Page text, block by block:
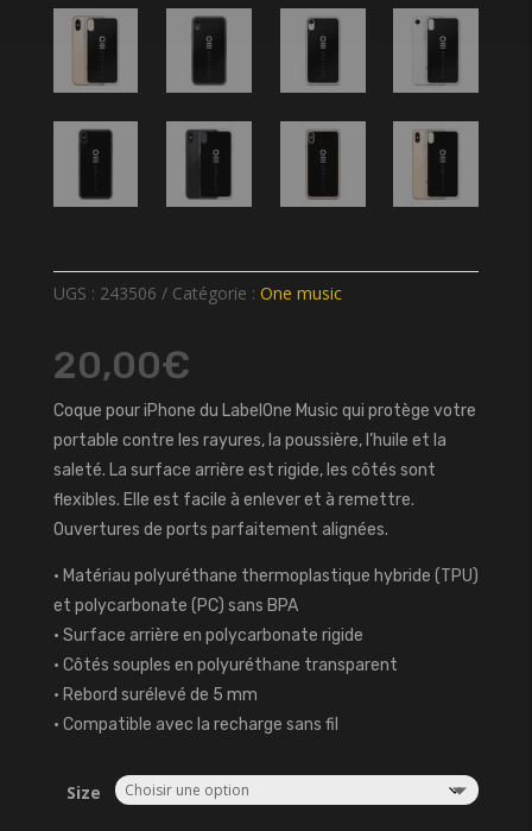
UGS : 243506 Catégorie : One music
20,00€
Coque pour iPhone du LabelOne Music qui protège votre
portable contre les rayures, la poussière, l’huile et la
saleté. La surface arrière est rigide, les côtés sont
flexibles. Elle est facile à enlever et à remettre.
Ouvertures de ports parfaitement alignées.
• Matériau polyuréthane thermoplastique hybride (TPU)
et polycarbonate (PC) sans BPA
• Surface arrière en polycarbonate rigide
• Côtés souples en polyuréthane transparent
• Rebord surélevé de 5 mm
• Compatible avec la recharge sans fil
Size